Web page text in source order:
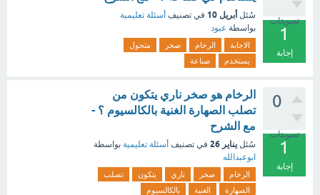
تصويتات
1
إجابة
سُئل أبريل 10 في تصنيف أسئلة تعليمية
بواسطة عبود
الاجابة الرخام صخر
متحول
يستخدم
صناعة
0
تصويتات
1
إجابة
الرخام هو صخر ناري يتكون من
تصلب الصهارة الغنية بالكالسيوم ؟ -
مع الشرح
سُئل يناير 26 في تصنيف أسئلة تعليمية بواسطة
ابوعبدالله
الرخام صخر ناري يتكون
تصلب
الصهارة
الغنية بالكالسيوم